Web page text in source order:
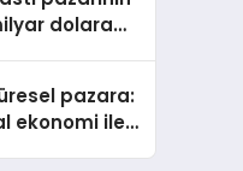
dolara
pazara:
ekonomi ile